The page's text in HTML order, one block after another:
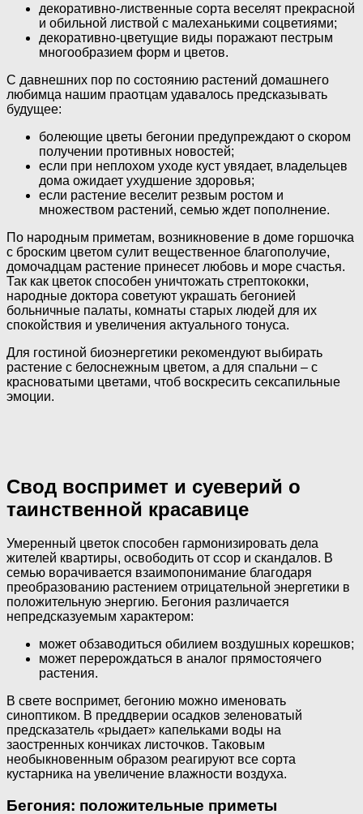
декоративно-лиственные сорта веселят прекрасной
и обильной листвой с малеханькими соцветиями;
декоративно-цветущие виды поражают пестрым
многообразием форм и цветов.
С давнешних пор по состоянию растений домашнего
любимца нашим праотцам удавалось предсказывать
будущее:
болеющие цветы бегонии предупреждают о скором
получении противных новостей;
если при неплохом уходе куст увядает, владельцев
дома ожидает ухудшение здоровья;
если растение веселит резвым ростом и
множеством растений, семью ждет пополнение.
По народным приметам, возникновение в доме горшочка
с броским цветом сулит вещественное благополучие,
домочадцам растение принесет любовь и море счастья.
Так как цветок способен уничтожать стрептококки,
народные доктора советуют украшать бегонией
больничные палаты, комнаты старых людей для их
спокойствия и увеличения актуального тонуса.
Для гостиной биоэнергетики рекомендуют выбирать
растение с белоснежным цветом, а для спальни – с
красноватыми цветами, чтоб воскресить сексапильные
эмоции.
Свод воспримет и суеверий о
таинственной красавице
Умеренный цветок способен гармонизировать дела
жителей квартиры, освободить от ссор и скандалов. В
семью ворачивается взаимопонимание благодаря
преобразованию растением отрицательной энергетики в
положительную энергию. Бегония различается
непредсказуемым характером:
может обзаводиться обилием воздушных корешков;
может перерождаться в аналог прямостоячего
растения.
В свете воспримет, бегонию можно именовать
синоптиком. В преддверии осадков зеленоватый
предсказатель «рыдает» капельками воды на
заостренных кончиках листочков. Таковым
необыкновенным образом реагируют все сорта
кустарника на увеличение влажности воздуха.
Бегония: положительные приметы